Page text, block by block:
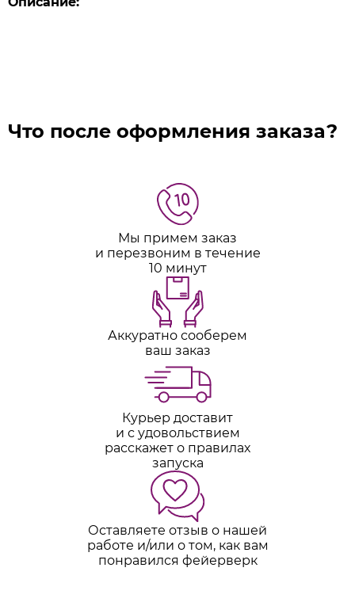
Что после оформления заказа?
Мы примем заказ
и перезвоним в течение
10 минут
Аккуратно сооберем
ваш заказ
Курьер доставит
и с удовольствием
расскажет о правилах
запуска
Оставляете отзыв о нашей
работе и/или о том, как вам
понравился фейерверк